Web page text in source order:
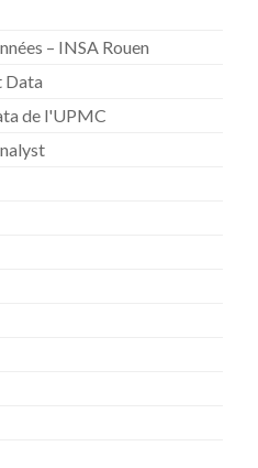
– INSA Rouen
Data
de l'UPMC